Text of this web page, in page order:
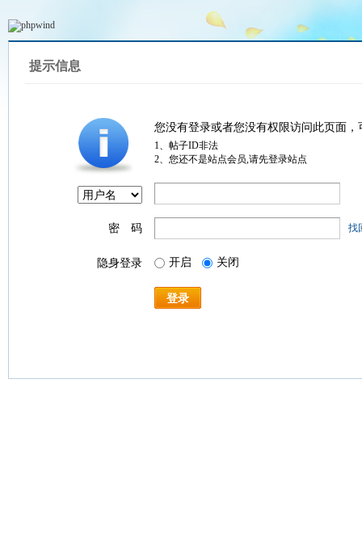
提示信息
您没有登录或者您没有权限访问此页面
1、帖子ID非法
2、您还不是站点会员,请先登录站点
密 码 找
隐身登录 开启 关闭
登录